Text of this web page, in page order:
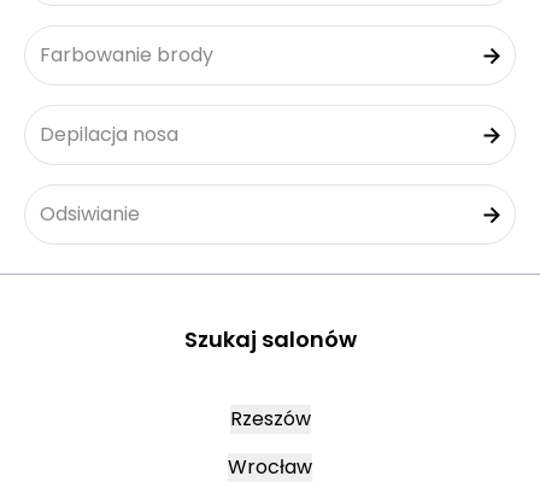
Farbowanie brody
Depilacja nosa
Odsiwianie
Szukaj salonów
Rzeszów
Wrocław